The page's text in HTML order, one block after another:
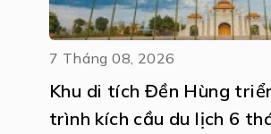
7 Tháng 08, 2026
Khu di tích Đền Hùng triển khai
trình kích cầu du lịch 6